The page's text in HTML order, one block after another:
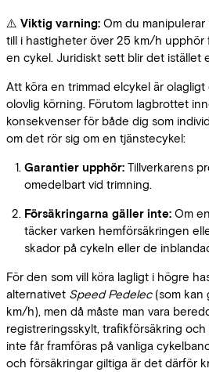
⚠️ Viktig varning: Om du
till i hastigheter över 25 km/h upphör
en cykel. Juridiskt sett blir det istället
Att köra en trimmad elcykel är
olovlig körning. Förutom lagbrottet
konsekvenser för både dig som
om det rör sig om en tjänstecykel:
Garantier upphör:Tillverkarens
omedelbart vid trimning.
Försäkringarna gäller inte:Om
täcker varken hemförsäkringen
skador på cykeln eller de
För den som vill köra lagligt i högre
alternativet Speed Pedelec(som kan
km/h), men då måste man vara
registreringsskylt, trafikförsäkring
inte får framföras på vanliga
och försäkringar giltiga är det därför